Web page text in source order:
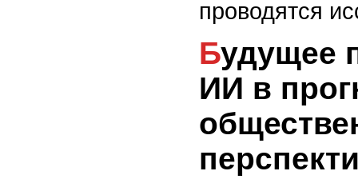
проводятся
Будущее применения
ИИ в